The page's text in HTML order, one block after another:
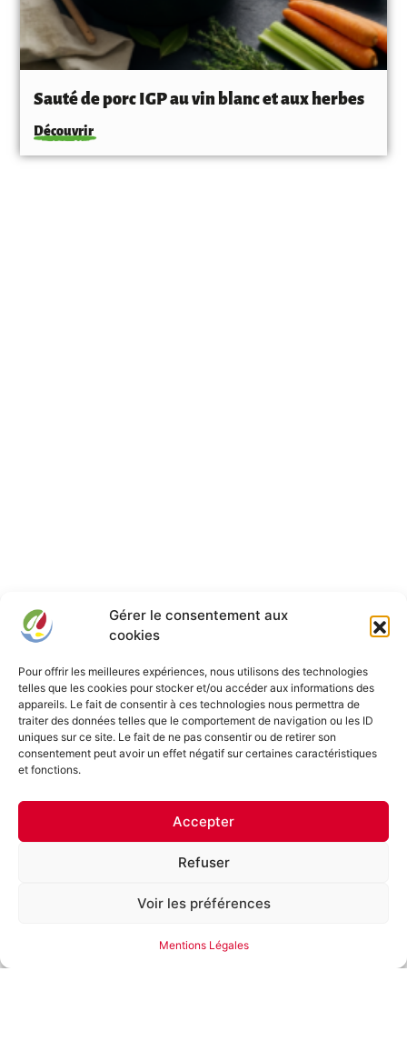
Gérer le consentement aux
cookies
Pour offrir les meilleures expériences, nous utilisons des technologies
telles que les cookies pour stocker et/ou accéder aux informations des
appareils. Le fait de consentir à ces technologies nous permettra de
traiter des données telles que le comportement de navigation ou les ID
uniques sur ce site. Le fait de ne pas consentir ou de retirer son
consentement peut avoir un effet négatif sur certaines caractéristiques
et fonctions.
Accepter
Refuser
Voir les préférences
Mentions Légales
Sauté de porc IGP au vin blanc et aux herbes
Découvrir
Franche-Comté Élevage
porcines et bovines.
Coopérative FCE
Société Bisontine d’Abattage
Les Éleveurs de la Chevillotte